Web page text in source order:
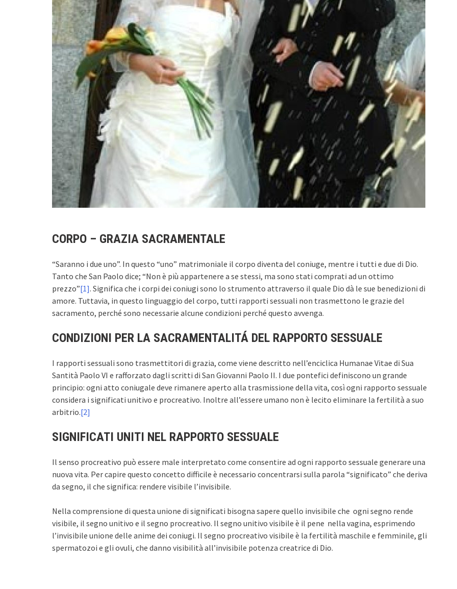
CORPO – GRAZIA SACRAMENTALE
“Saranno i due uno”. In questo “uno” matrimoniale il corpo diventa del coniuge, mentre i tutti e due di Dio.
Tanto che San Paolo dice; “Non è più appartenere a se stessi, ma sono stati comprati ad un ottimo
prezzo”[1]. Significa che i corpi dei coniugi sono lo strumento attraverso il quale Dio dà le sue benedizioni di
amore. Tuttavia, in questo linguaggio del corpo, tutti rapporti sessuali non trasmettono le grazie del
sacramento, perché sono necessarie alcune condizioni perché questo avvenga.
CONDIZIONI PER LA SACRAMENTALITÁ DEL RAPPORTO SESSUALE
I rapporti sessuali sono trasmettitori di grazia, come viene descritto nell’enciclica Humanae Vitae di Sua
Santità Paolo VI e rafforzato dagli scritti di San Giovanni Paolo II. I due pontefici definiscono un grande
principio: ogni atto coniugale deve rimanere aperto alla trasmissione della vita, così ogni rapporto sessuale
considera i significati unitivo e procreativo. Inoltre all’essere umano non è lecito eliminare la fertilità a suo
arbitrio.[2]
SIGNIFICATI UNITI NEL RAPPORTO SESSUALE
Il senso procreativo può essere male interpretato come consentire ad ogni rapporto sessuale generare una
nuova vita. Per capire questo concetto difficile è necessario concentrarsi sulla parola “significato” che deriva
da segno, il che significa: rendere visibile l’invisibile.
Nella comprensione di questa unione di significati bisogna sapere quello invisibile che ogni segno rende
visibile, il segno unitivo e il segno procreativo. Il segno unitivo visibile è il pene nella vagina, esprimendo
l’invisibile unione delle anime dei coniugi. Il segno procreativo visibile è la fertilità maschile e femminile, gli
spermatozoi e gli ovuli, che danno visibilità all’invisibile potenza creatrice di Dio.